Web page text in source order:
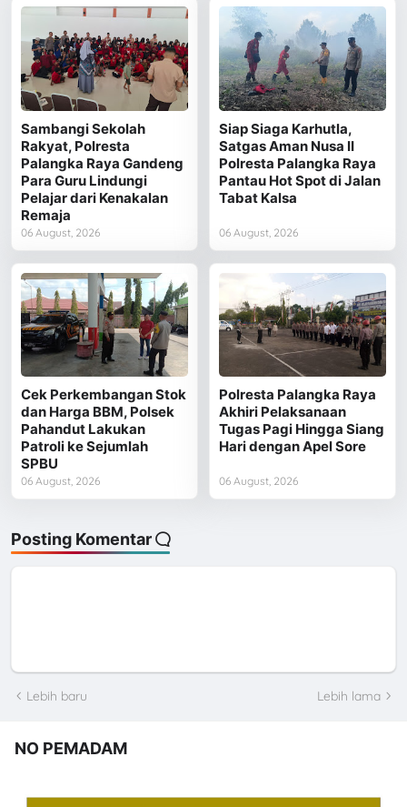
Sambangi Sekolah
Rakyat, Polresta
Palangka Raya Gandeng
Para Guru Lindungi
Pelajar dari Kenakalan
Remaja
06 August, 2026
Siap Siaga Karhutla,
Satgas Aman Nusa II
Polresta Palangka Raya
Pantau Hot Spot di Jalan
Tabat Kalsa
06 August, 2026
Cek Perkembangan Stok
dan Harga BBM, Polsek
Pahandut Lakukan
Patroli ke Sejumlah
SPBU
06 August, 2026
Polresta Palangka Raya
Akhiri Pelaksanaan
Tugas Pagi Hingga Siang
Hari dengan Apel Sore
06 August, 2026
Posting Komentar
Lebih baru Lebih lama
NO PEMADAM